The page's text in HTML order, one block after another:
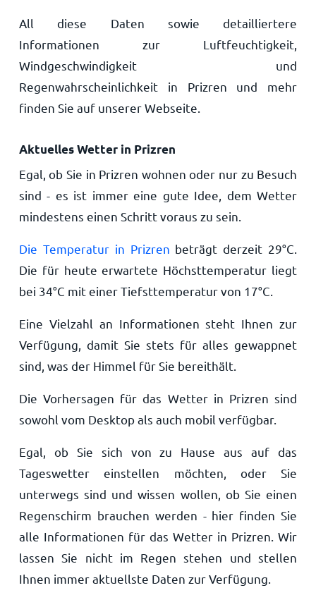
All diese Daten sowie detailliertere
Informationen zur Luftfeuchtigkeit,
Windgeschwindigkeit und
Regenwahrscheinlichkeit in Prizren und mehr
finden Sie auf unserer Webseite.
Aktuelles Wetter in Prizren
Egal, ob Sie in Prizren wohnen oder nur zu Besuch
sind - es ist immer eine gute Idee, dem Wetter
mindestens einen Schritt voraus zu sein.
Die Temperatur in Prizren beträgt derzeit 29°C
Die für heute erwartete Höchsttemperatur liegt
bei 34°C mit einer Tiefsttemperatur von 17°C
Eine Vielzahl an Informationen steht Ihnen zur
Verfügung, damit Sie stets für alles gewappnet
sind, was der Himmel für Sie bereithält.
Die Vorhersagen für das Wetter in Prizren sind
sowohl vom Desktop als auch mobil verfügbar.
Egal, ob Sie sich von zu Hause aus auf das
Tageswetter einstellen möchten, oder Sie
unterwegs sind und wissen wollen, ob Sie einen
Regenschirm brauchen werden - hier finden Sie
alle Informationen für das Wetter in Prizren. Wir
lassen Sie nicht im Regen stehen und stellen
Ihnen immer aktuellste Daten zur Verfügung.